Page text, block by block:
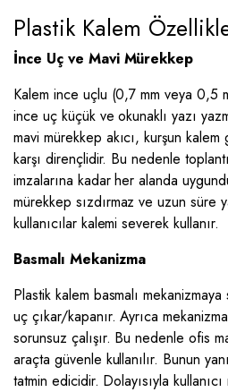
Plastik Kalem
İnce Uç ve Mavi Mürekkep
Kalem ince uçlu (0,7 mm veya 0,5
ince uç küçük ve okunaklı yazı
mavi mürekkep akıcı, kurşun
karşı dirençlidir. Bu nedenle
imzalarına kadar her alanda
mürekkep sızdırmaz ve uzun süre
kullanıcılar kalemi severek kullanır.
Basmalı Mekanizma
Plastik kalem basmalı
uç çıkar/kapanır. Ayrıca
sorunsuz çalışır. Bu nedenle ofis
araçta güvenle kullanılır. Bunun
tatmin edicidir. Dolayısıyla